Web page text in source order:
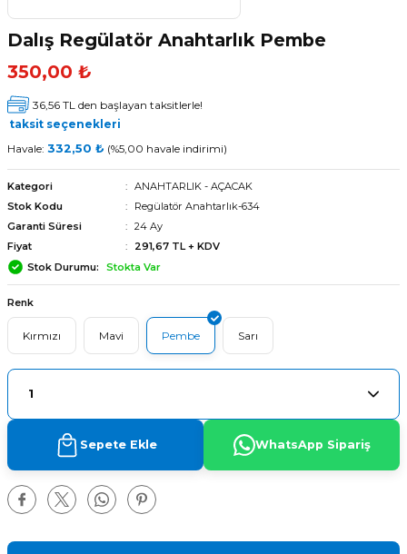
Dalış Regülatör Anahtarlık Pembe
350,00 ₺
36,56 TL den başlayan taksitlerle!
taksit seçenekleri
Havale: 332,50 ₺ (%5,00 havale indirimi)
Kategori
ANAHTARLIK - AÇACAK
Stok Kodu
Regülatör Anahtarlık-634
Garanti Süresi
24 Ay
Fiyat
291,67 TL + KDV
Stok Durumu
Stokta Var
Renk
Kırmızı Mavi Pembe Sarı
Sepete Ekle WhatsApp Sipariş